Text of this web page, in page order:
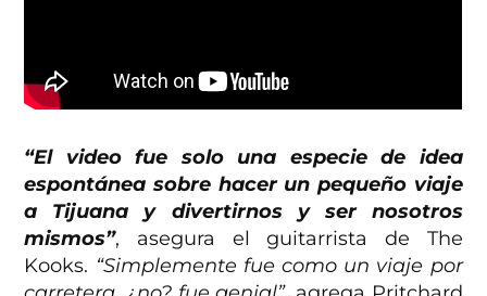
“El video fue solo una especie de idea
espontánea sobre hacer un pequeño viaje
a Tijuana y divertirnos y ser nosotros
mismos”, asegura el guitarrista de The
Kooks. “Simplemente fue como un viaje por